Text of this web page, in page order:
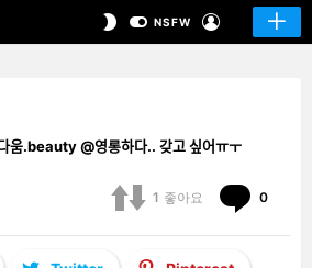
SWITCHNSFW
@영롱하다.. 갖고 싶어ㅠㅜ
1 좋아요 0